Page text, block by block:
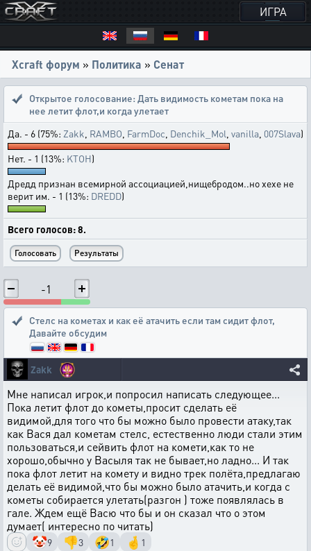
ИГРА
Xcraft форум » Политика » Сенат
Открытое голосование: Дать видимость кометам пока на
нее летит флот,и когда улетает
Да. - 6 (75%: Zakk RAMBO FarmDoc Denchik_Mol vanilla 007Slava)
Нет. - 1 (13%: KTOH)
Дредд признан всемирной ассоциацией,нищебродом..но хехе не
верит им. - 1 (13%: DREDD)
Всего голосов: 8.
-1
Стелс на кометах и как её атачить если там сидит флот,
Давайте обсудим
Zakk
Мне написал игрок,и попросил написать следующее...
Пока летит флот до кометы,просит сделать её
видимой,для того что бы можно было провести атаку,так
как Вася дал кометам стелс, естественно люди стали этим
пользоваться,и сейвить флот на комети,как то не
хорошо,обычно у Васыля так не бывает,но ладно... И так
пока флот летит на комету и видно трек полёта,предлагаю
делать её видимой,что бы можно было атачить,и когда с
кометы собирается улетать(разгон ) тоже появлялась в
гале. Ждем ещё Васю что бы и он сказал что о этом
думает( интересно по читать)
🤡9 👎3 🤣1 🤞 1